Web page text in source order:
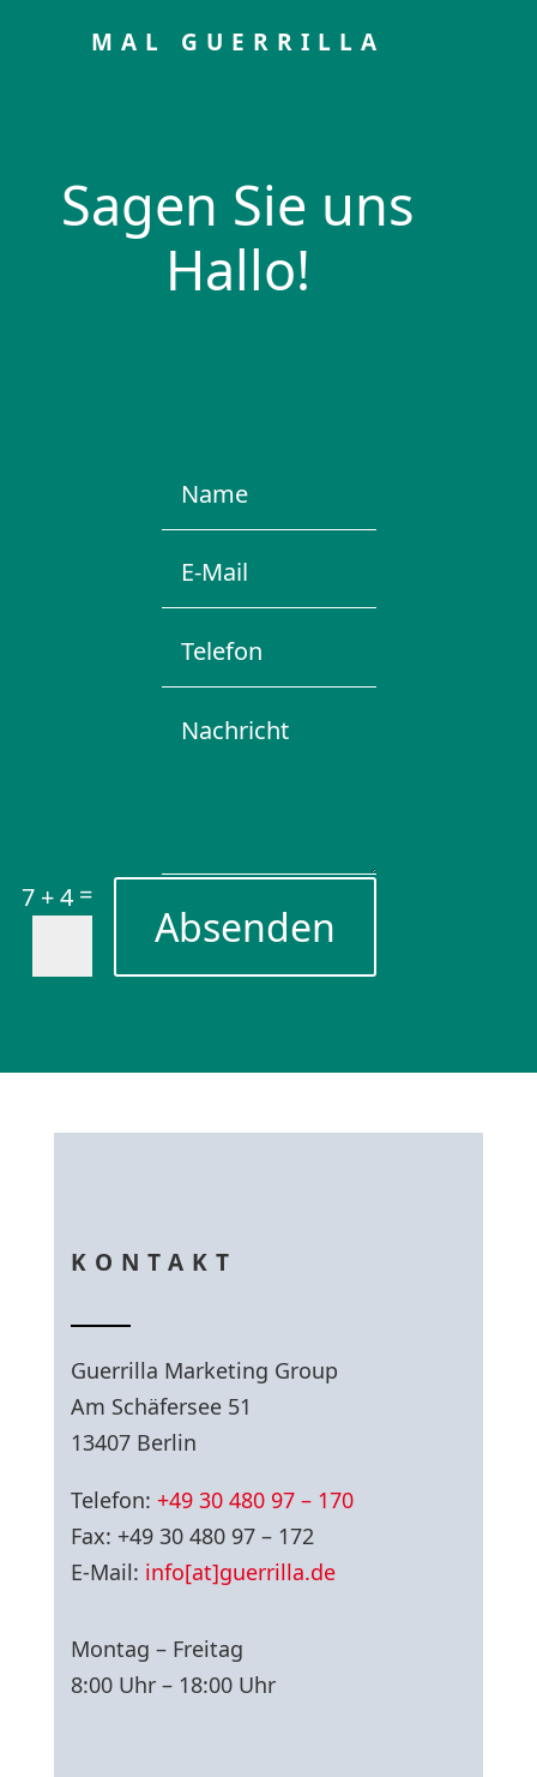
MAL GUERRILLA
Sagen Sie uns
Hallo!
7 + 4=
Absenden
KONTAKT
Guerrilla Marketing Group
Am Schäfersee 51
13407 Berlin
Telefon: +49 30 480 97 – 170
Fax: +49 30 480 97 – 172
E-Mail: info[at]guerrilla.de
Montag – Freitag
8:00 Uhr – 18:00 Uhr